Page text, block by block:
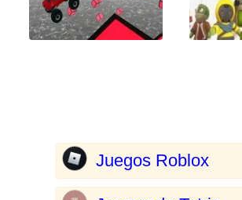
Juegos Roblox